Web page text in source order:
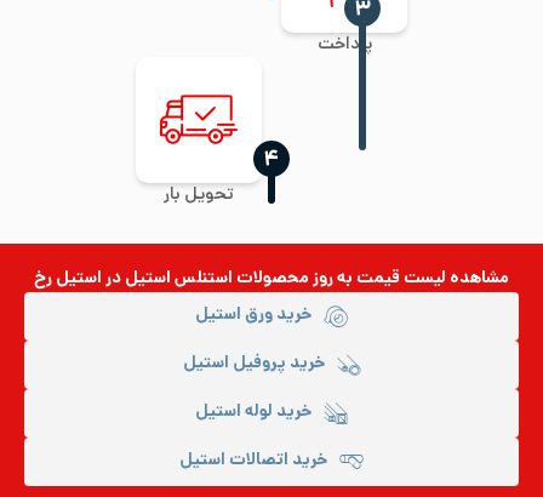
پرداخت
‍۳
تحویل بار
‍۴
مشاهده لیست قیمت به روزمحصولات استنلس استیلدر استیل رخ
خرید ورق استیل
خرید پروفیل استیل
خرید لوله استیل
خرید اتصالات استیل